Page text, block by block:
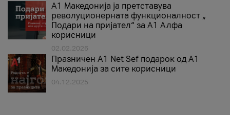
А1 Македонија ја претставува
револуционерната функционалност „
Подари на пријател“ за А1 Алфа
корисници
02.02.2026
Празничен A1 Net Sеf подарок од А1
Македонија за сите корисници
04.12.2025